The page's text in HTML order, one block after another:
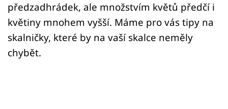
předzadhrádek, ale množstvím květů předčí i
květiny mnohem vyšší. Máme pro vás tipy na
skalničky, které by na vaší skalce neměly
chybět.